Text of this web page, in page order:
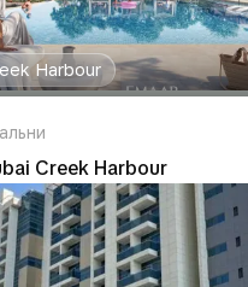
Harbour
Creek Harbour